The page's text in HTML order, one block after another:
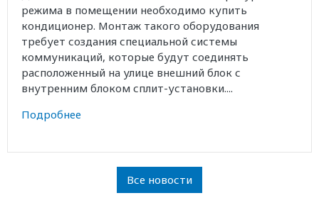
режима в помещении необходимо купить
кондиционер. Монтаж такого оборудования
требует создания специальной системы
коммуникаций, которые будут соединять
расположенный на улице внешний блок с
внутренним блоком сплит-установки....
Подробнее
Все новости